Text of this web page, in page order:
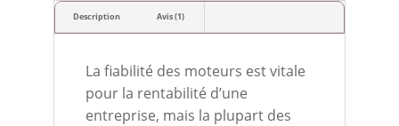
Description Avis (1)
La fiabilité des moteurs est vitale
pour la rentabilité d’une
entreprise, mais la plupart des